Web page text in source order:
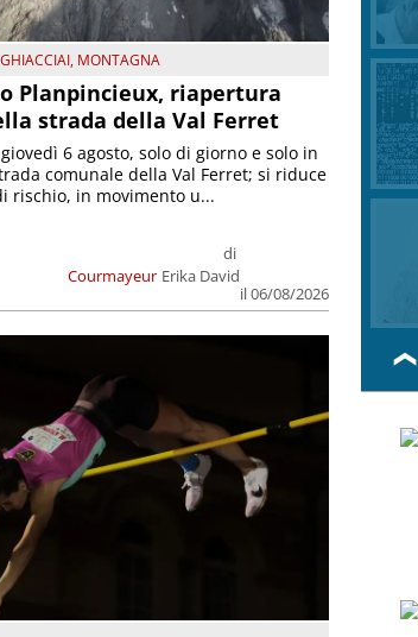
GHIACCIAI, MONTAGNA
Planpincieux, riapertura
strada della Val Ferret
Courmayeur
di
Erika David
il 06/08/2026
6 agosto, solo di giorno e solo in
comunale della Val Ferret; si riduce
rischio, in movimento u...
❮